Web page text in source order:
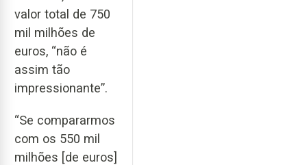
valor total de 750
mil milhões de
euros, “não é
assim tão
impressionante”.
“Se compararmos
com os 550 mil
milhões [de euros]